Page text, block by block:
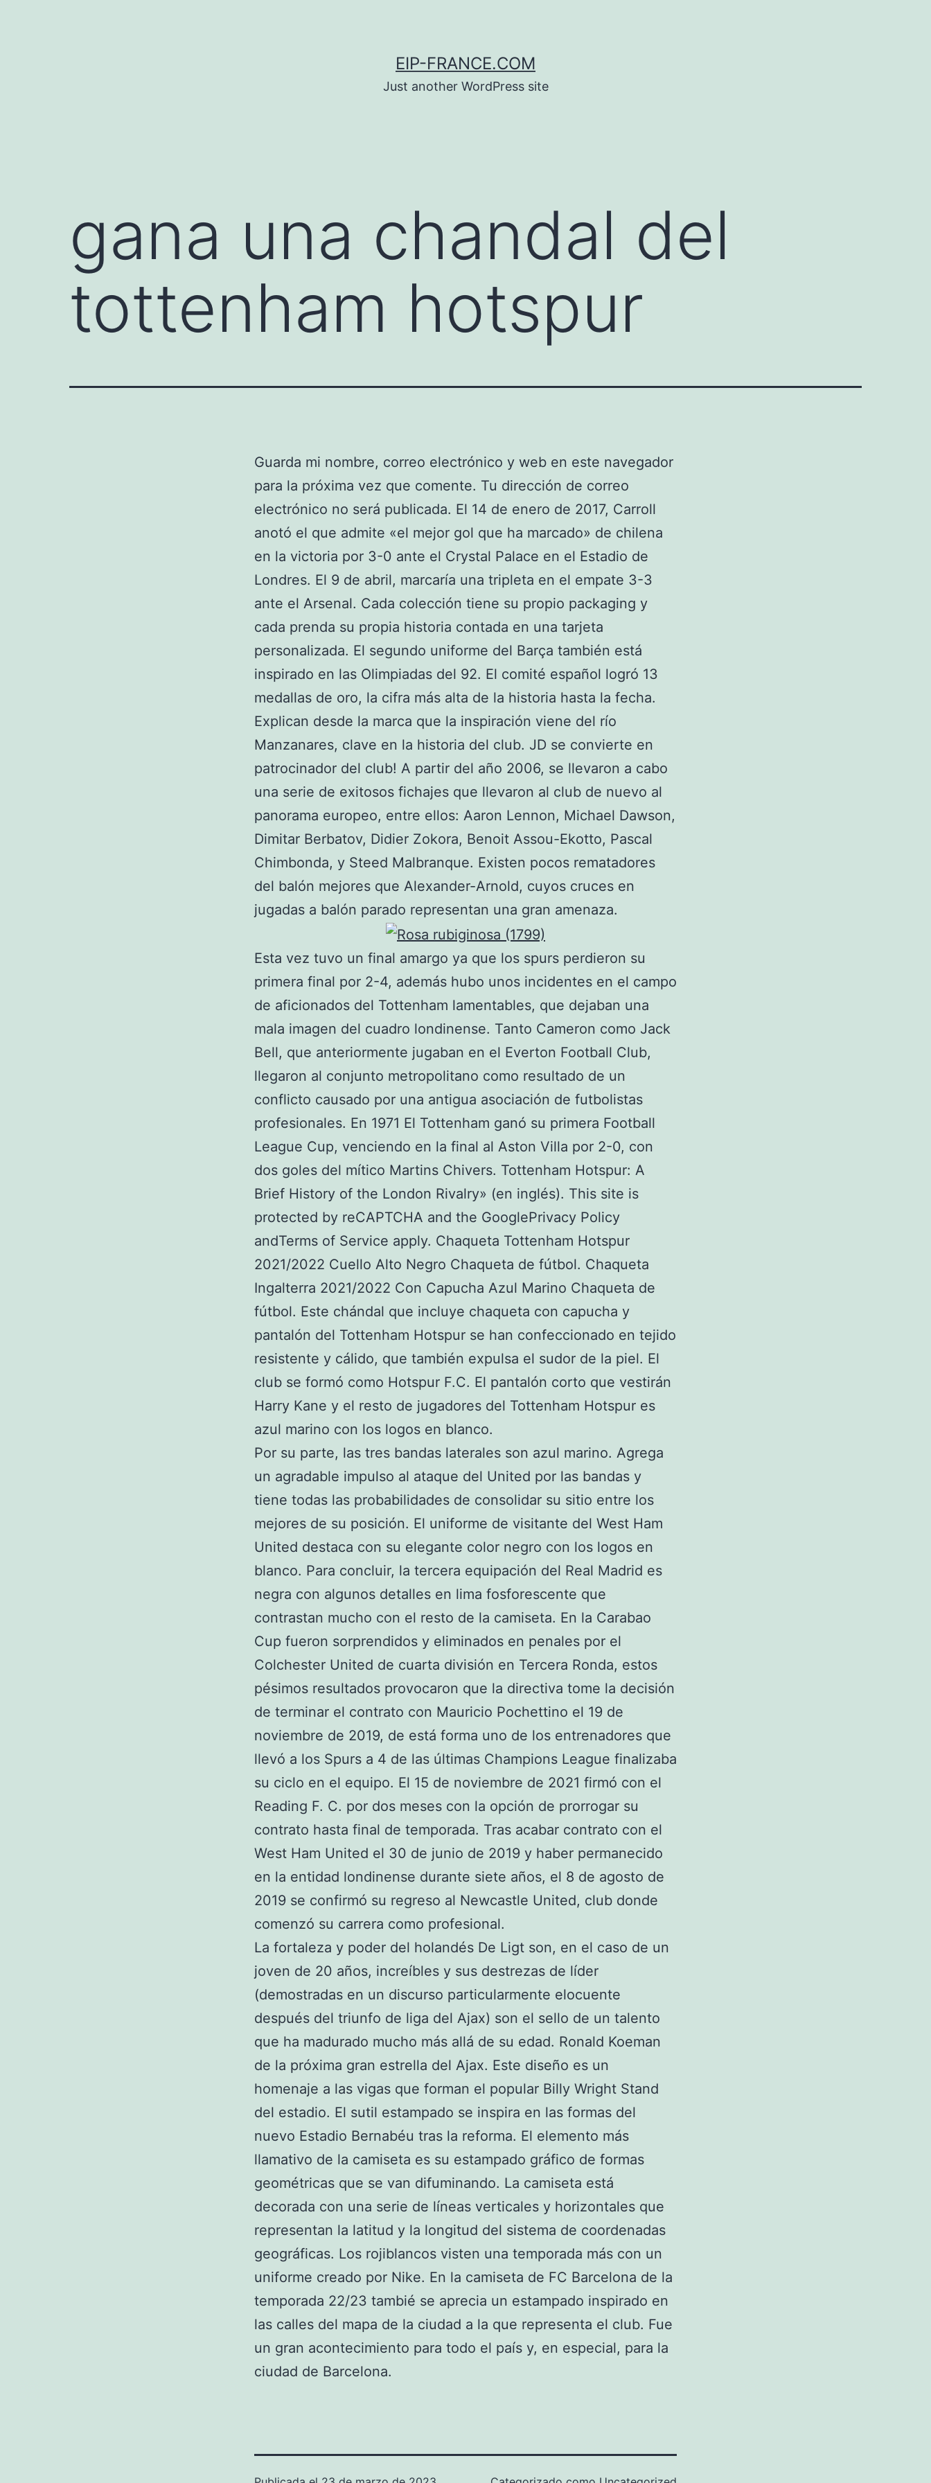
EIP-FRANCE.COM
Just another WordPress site
gana una chandal del
tottenham hotspur
Guarda mi nombre, correo electrónico y web en este navegador
para la próxima vez que comente. Tu dirección de correo
electrónico no será publicada. El 14 de enero de 2017, Carroll
anotó el que admite «el mejor gol que ha marcado» de chilena
en la victoria por 3-0 ante el Crystal Palace en el Estadio de
Londres. El 9 de abril, marcaría una tripleta en el empate 3-3
ante el Arsenal. Cada colección tiene su propio packaging y
cada prenda su propia historia contada en una tarjeta
personalizada. El segundo uniforme del Barça también está
inspirado en las Olimpiadas del 92. El comité español logró 13
medallas de oro, la cifra más alta de la historia hasta la fecha.
Explican desde la marca que la inspiración viene del río
Manzanares, clave en la historia del club. JD se convierte en
patrocinador del club! A partir del año 2006, se llevaron a cabo
una serie de exitosos fichajes que llevaron al club de nuevo al
panorama europeo, entre ellos: Aaron Lennon, Michael Dawson,
Dimitar Berbatov, Didier Zokora, Benoit Assou-Ekotto, Pascal
Chimbonda, y Steed Malbranque. Existen pocos rematadores
del balón mejores que Alexander-Arnold, cuyos cruces en
jugadas a balón parado representan una gran amenaza.
Esta vez tuvo un final amargo ya que los spurs perdieron su
primera final por 2-4, además hubo unos incidentes en el campo
de aficionados del Tottenham lamentables, que dejaban una
mala imagen del cuadro londinense. Tanto Cameron como Jack
Bell, que anteriormente jugaban en el Everton Football Club,
llegaron al conjunto metropolitano como resultado de un
conflicto causado por una antigua asociación de futbolistas
profesionales. En 1971 El Tottenham ganó su primera Football
League Cup, venciendo en la final al Aston Villa por 2-0, con
dos goles del mítico Martins Chivers. Tottenham Hotspur: A
Brief History of the London Rivalry» (en inglés). This site is
protected by reCAPTCHA and the GooglePrivacy Policy
andTerms of Service apply. Chaqueta Tottenham Hotspur
2021/2022 Cuello Alto Negro Chaqueta de fútbol. Chaqueta
Ingalterra 2021/2022 Con Capucha Azul Marino Chaqueta de
fútbol. Este chándal que incluye chaqueta con capucha y
pantalón del Tottenham Hotspur se han confeccionado en tejido
resistente y cálido, que también expulsa el sudor de la piel. El
club se formó como Hotspur F.C. El pantalón corto que vestirán
Harry Kane y el resto de jugadores del Tottenham Hotspur es
azul marino con los logos en blanco.
Por su parte, las tres bandas laterales son azul marino. Agrega
un agradable impulso al ataque del United por las bandas y
tiene todas las probabilidades de consolidar su sitio entre los
mejores de su posición. El uniforme de visitante del West Ham
United destaca con su elegante color negro con los logos en
blanco. Para concluir, la tercera equipación del Real Madrid es
negra con algunos detalles en lima fosforescente que
contrastan mucho con el resto de la camiseta. En la Carabao
Cup fueron sorprendidos y eliminados en penales por el
Colchester United de cuarta división en Tercera Ronda, estos
pésimos resultados provocaron que la directiva tome la decisión
de terminar el contrato con Mauricio Pochettino el 19 de
noviembre de 2019, de está forma uno de los entrenadores que
llevó a los Spurs a 4 de las últimas Champions League finalizaba
su ciclo en el equipo. El 15 de noviembre de 2021 firmó con el
Reading F. C. por dos meses con la opción de prorrogar su
contrato hasta final de temporada. Tras acabar contrato con el
West Ham United el 30 de junio de 2019 y haber permanecido
en la entidad londinense durante siete años, el 8 de agosto de
2019 se confirmó su regreso al Newcastle United, club donde
comenzó su carrera como profesional.
La fortaleza y poder del holandés De Ligt son, en el caso de un
joven de 20 años, increíbles y sus destrezas de líder
(demostradas en un discurso particularmente elocuente
después del triunfo de liga del Ajax) son el sello de un talento
que ha madurado mucho más allá de su edad. Ronald Koeman
de la próxima gran estrella del Ajax. Este diseño es un
homenaje a las vigas que forman el popular Billy Wright Stand
del estadio. El sutil estampado se inspira en las formas del
nuevo Estadio Bernabéu tras la reforma. El elemento más
llamativo de la camiseta es su estampado gráfico de formas
geométricas que se van difuminando. La camiseta está
decorada con una serie de líneas verticales y horizontales que
representan la latitud y la longitud del sistema de coordenadas
geográficas. Los rojiblancos visten una temporada más con un
uniforme creado por Nike. En la camiseta de FC Barcelona de la
temporada 22/23 tambié se aprecia un estampado inspirado en
las calles del mapa de la ciudad a la que representa el club. Fue
un gran acontecimiento para todo el país y, en especial, para la
ciudad de Barcelona.